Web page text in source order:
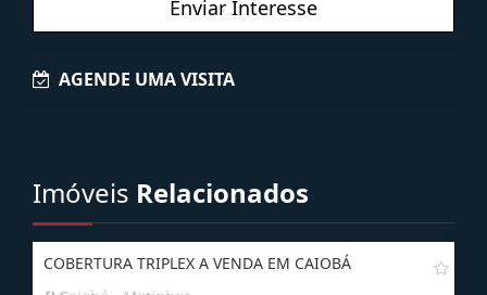
Enviar Interesse
Imóveis Relacionados